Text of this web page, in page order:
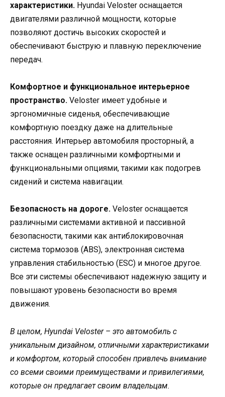
характеристики. Hyundai Veloster оснащается
двигателями различной мощности, которые
позволяют достичь высоких скоростей и
обеспечивают быструю и плавную переключение
передач.
Комфортное и функциональное интерьерное
пространство. Veloster имеет удобные и
эргономичные сиденья, обеспечивающие
комфортную поездку даже на длительные
расстояния. Интерьер автомобиля просторный, а
также оснащен различными комфортными и
функциональными опциями, такими как подогрев
сидений и система навигации.
Безопасность на дороге. Veloster оснащается
различными системами активной и пассивной
безопасности, такими как антиблокировочная
система тормозов (ABS), электронная система
управления стабильностью (ESC) и многое другое.
Все эти системы обеспечивают надежную защиту и
повышают уровень безопасности во время
движения.
В целом, Hyundai Veloster – это автомобиль с
уникальным дизайном, отличными характеристиками
и комфортом, который способен привлечь внимание
со всеми своими преимуществами и привилегиями,
которые он предлагает своим владельцам.